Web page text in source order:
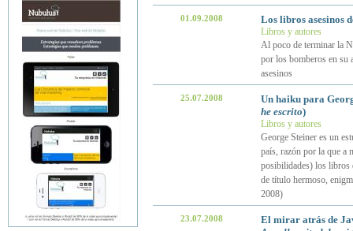
01.09.2008 Los libros asesinos
Libros y autores
Al poco de terminar la
por los bomberos en su
asesinos
25.07.2008
Un haiku para
he escrito)
Libros y autores
George Steiner es un
país, razón por la que a
posibilidades) los libros
de título hermoso,
2008)
23.07.2008
El mirar atrás de